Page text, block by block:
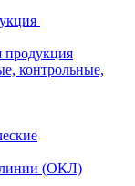
продукция
контрольные,
линии (ОКЛ)